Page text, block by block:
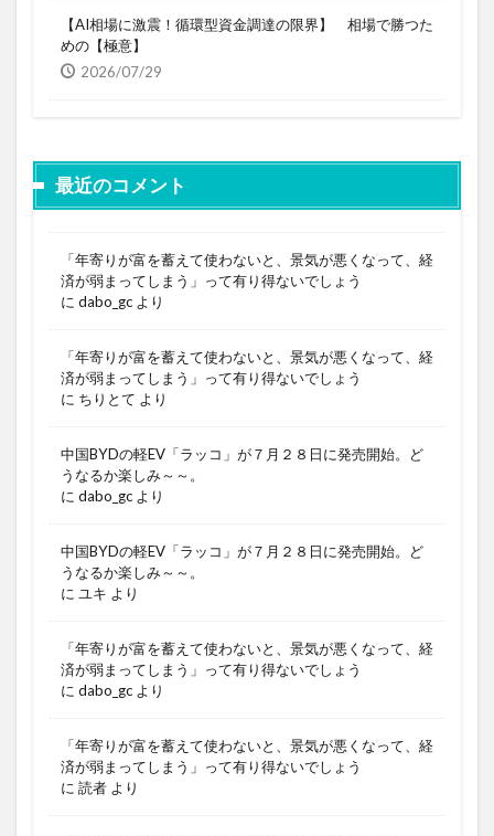
【AI相場に激震！循環型資金調達の限界】 相場で勝つた
めの【極意】
2026/07/29
最近のコメント
「年寄りが富を蓄えて使わないと、景気が悪くなって、経
済が弱まってしまう」って有り得ないでしょう
に dabo_gc より
「年寄りが富を蓄えて使わないと、景気が悪くなって、経
済が弱まってしまう」って有り得ないでしょう
に ちりとて より
中国BYDの軽EV「ラッコ」が７月２８日に発売開始。ど
うなるか楽しみ～～。
に dabo_gc より
中国BYDの軽EV「ラッコ」が７月２８日に発売開始。ど
うなるか楽しみ～～。
に ユキ より
「年寄りが富を蓄えて使わないと、景気が悪くなって、経
済が弱まってしまう」って有り得ないでしょう
に dabo_gc より
「年寄りが富を蓄えて使わないと、景気が悪くなって、経
済が弱まってしまう」って有り得ないでしょう
に 読者 より